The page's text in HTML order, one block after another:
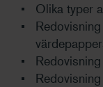
Olika typer